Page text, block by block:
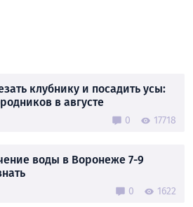
клубнику и посадить усы:
в августе
0 17718
воды в Воронеже 7-9
0 1622